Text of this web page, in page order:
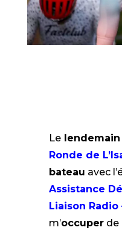
Lelendemain
Ronde de
bateau avec
Assistance
Liaison Radio
m’occuperde